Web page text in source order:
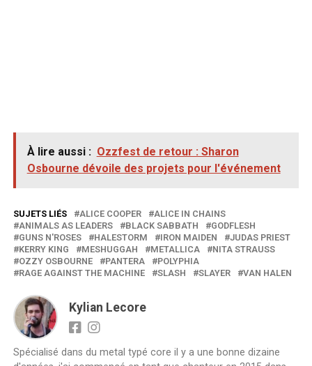
À lire aussi : Ozzfest de retour : Sharon
Osbourne dévoile des projets pour l'événement
SUJETS LIÉS ALICE COOPER
ALICE IN CHAINS
ANIMALS AS LEADERS
BLACK SABBATH
GODFLESH
GUNS N'ROSES
HALESTORM IRON MAIDEN
JUDAS PRIEST
KERRY KING
MESHUGGAH METALLICA
NITA STRAUSS
OZZY OSBOURNE
PANTERA
POLYPHIA
RAGE AGAINST THE MACHINE
SLASH SLAYER VAN HALEN
Kylian Lecore
Spécialisé dans du metal typé core il y a une bonne dizaine